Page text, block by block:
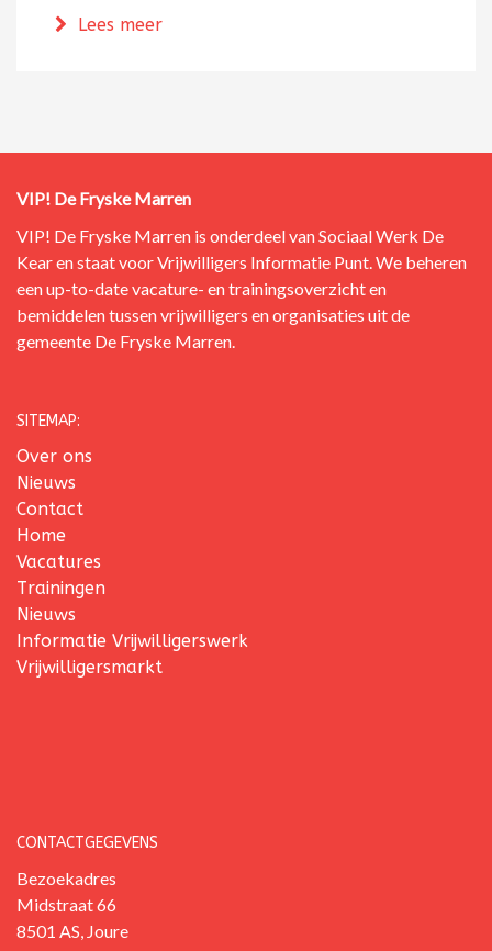
Lees meerover In gesprek met Sebastian van
VIP! De Fryske Marren
VIP! De Fryske Marren is onderdeel vanSociaal Werk De
Kearen staat voor Vrijwilligers Informatie Punt. We beheren
een up-to-date vacature- en trainingsoverzicht en
bemiddelen tussen vrijwilligers en organisaties uit de
gemeente De Fryske Marren.
SITEMAP:
Over ons
Nieuws
Contact
Home
Vacatures
Trainingen
Nieuws
Informatie Vrijwilligerswerk
Vrijwilligersmarkt
CONTACTGEGEVENS
Bezoekadres
Midstraat 66
8501 AS, Joure